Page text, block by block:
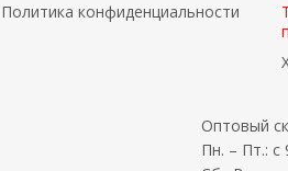
Политика конфиденциальности
Оптовый
Пн. – Пт.: с